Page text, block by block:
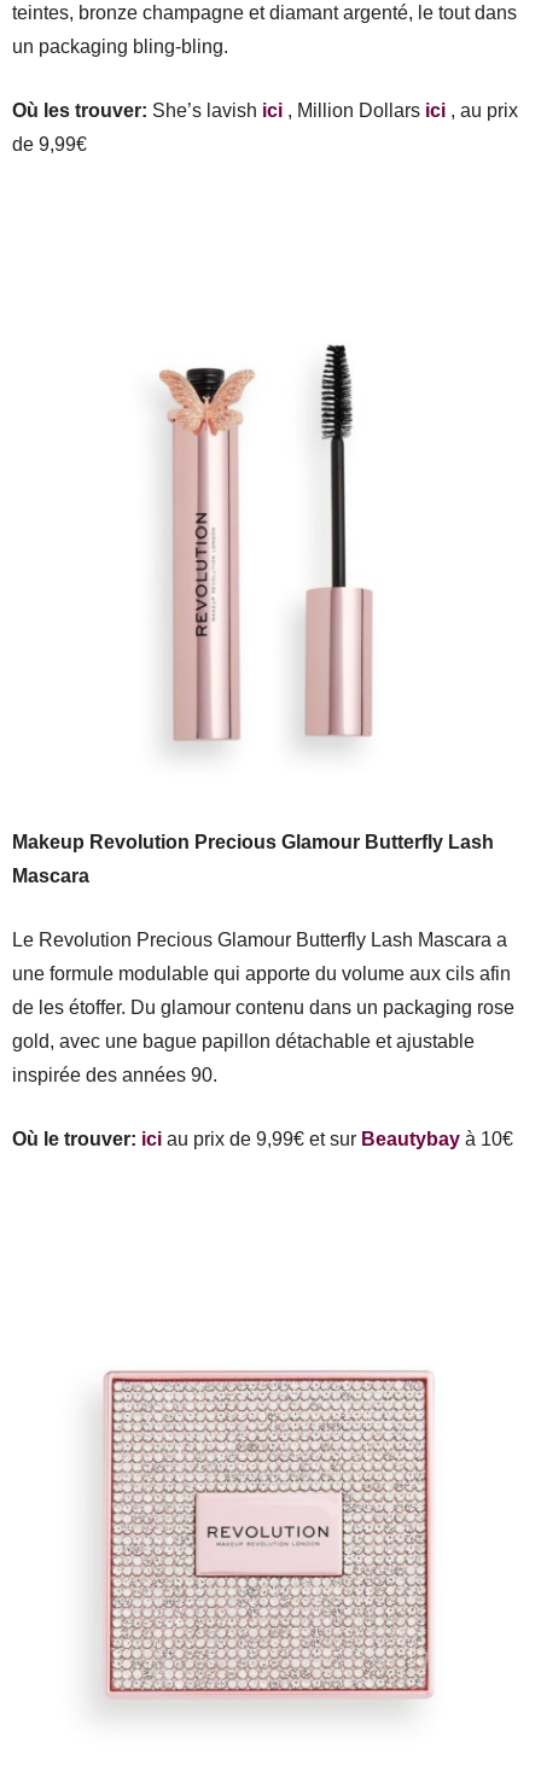
teintes, bronze champagne et diamant argenté, le tout dans
un packaging bling-bling.
Où les trouver: She’s lavish ici , Million Dollars ici , au prix
de 9,99€
Makeup Revolution Precious Glamour Butterfly Lash
Mascara
Le Revolution Precious Glamour Butterfly Lash Mascara a
une formule modulable qui apporte du volume aux cils afin
de les étoffer. Du glamour contenu dans un packaging rose
gold, avec une bague papillon détachable et ajustable
inspirée des années 90.
Où le trouver: ici au prix de 9,99€ et sur Beautybay à 10€